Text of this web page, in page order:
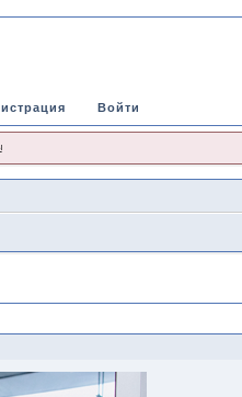
Войти